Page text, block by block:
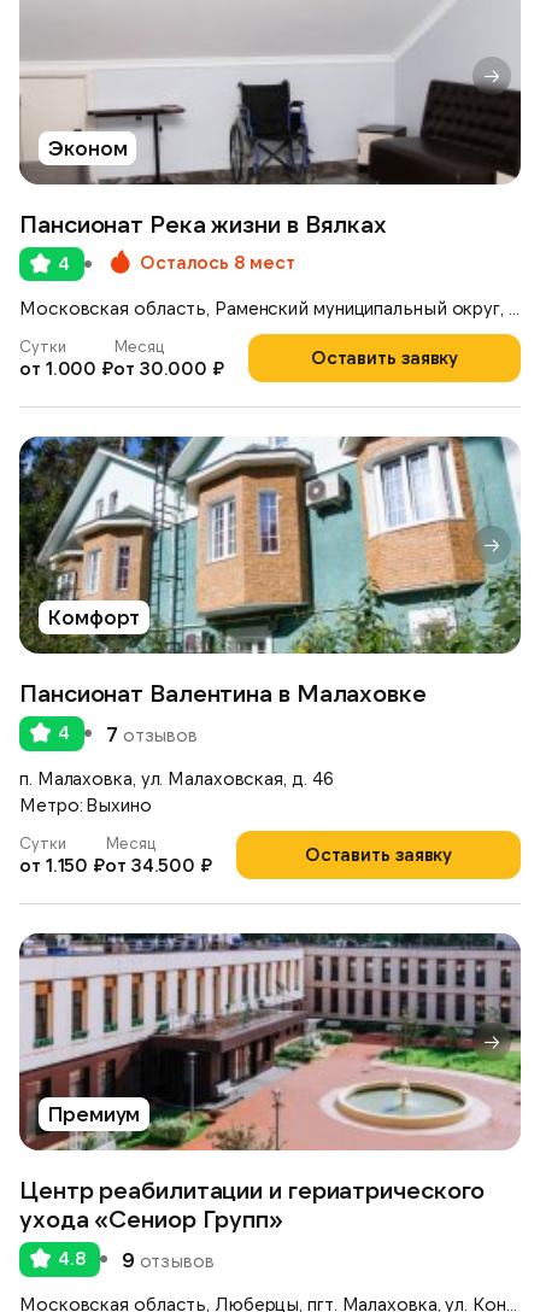
Эконом
Пансионат Река жизни в Вялках
4 Осталось 8 мест
Оставить заявку
Сутки
от 1.000 ₽
Месяц
от 30.000 ₽
Комфорт
Пансионат Валентина в Малаховке
4 7 отзывов
п. Малаховка, ул. Малаховская, д. 46
Метро: Выхино
Оставить заявку
Сутки
от 1.150 ₽
Месяц
от 34.500 ₽
Премиум
Центр реабилитации и гериатрического
ухода «Сениор Групп»
4.8 9 отзывов